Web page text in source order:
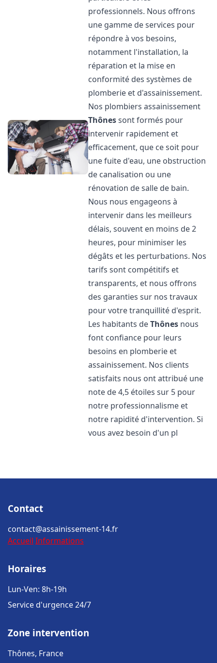
professionnels. Nous offrons
une gamme de services pour
répondre à vos besoins,
notamment l'installation, la
réparation et la mise en
conformité des systèmes de
plomberie et d'assainissement.
Nos plombiers assainissement
Thônessont formés pour
intervenir rapidement et
efficacement, que ce soit pour
une fuite d'eau, une obstruction
de canalisation ou une
rénovation de salle de bain.
Nous nous engageons à
intervenir dans les meilleurs
délais, souvent en moins de 2
heures, pour minimiser les
dégâts et les perturbations. Nos
tarifs sont compétitifs et
transparents, et nous offrons
des garanties sur nos travaux
pour votre tranquillité d'esprit.
Les habitants deThônes nous
font confiance pour leurs
besoins en plomberie et
assainissement. Nos clients
satisfaits nous ont attribué une
note de 4,5 étoiles sur 5 pour
notre professionnalisme et
notre rapidité d'intervention. Si
vous avez besoin d'un pl
Contact
contact@assainissement-14.fr
Accueil Informations
Horaires
Lun-Ven: 8h-19h
Service d'urgence 24/7
Zone intervention
Thônes, France